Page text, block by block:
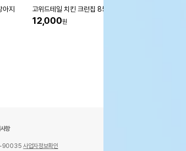
아지
고위드테일 치킨 크런칩 85g
12,000원
항
90035사업자정보확인